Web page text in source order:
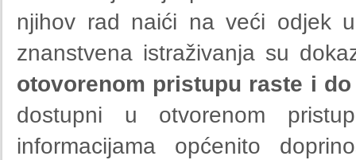
njihov rad naići na veći odjek
znanstvena istraživanja su
otovorenom pristupu raste i do
dostupni u otvorenom
informacijama općenito